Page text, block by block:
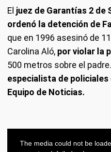
El juez de Garantías 2 de
ordenó la detención de
que en 1996 asesinó de
Carolina Aló, por violar la
500 metros sobre el padre.
especialista de policiales
Equipo de Noticias.